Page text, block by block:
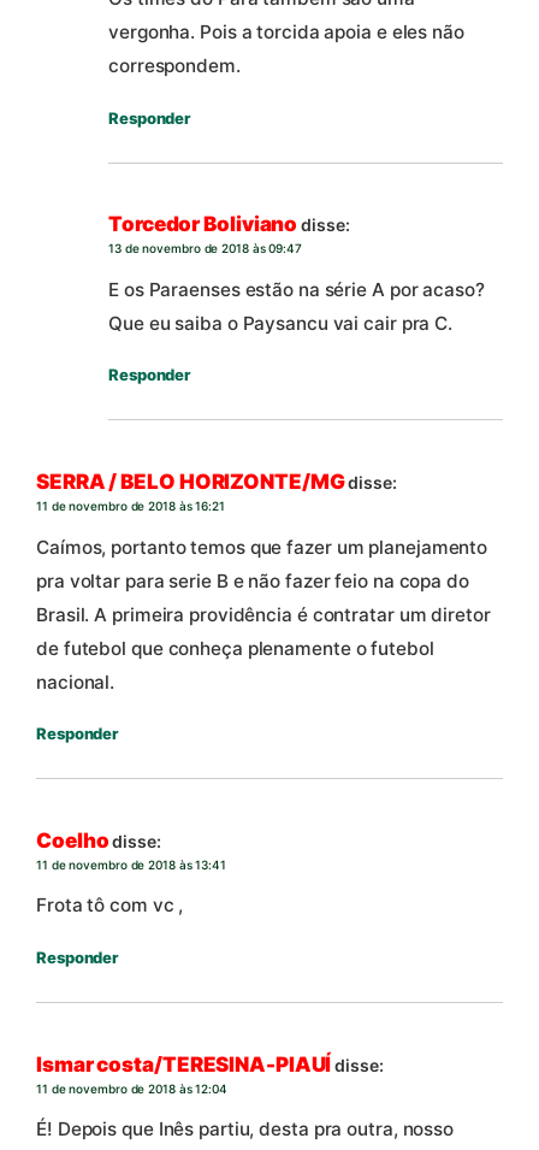
vergonha. Pois a torcida apoia e eles não
correspondem.
Responder
Torcedor Boliviano disse:
13 de novembro de 2018 às 09:47
E os Paraenses estão na série A por acaso?
Que eu saiba o Paysancu vai cair pra C.
Responder
SERRA / BELO HORIZONTE/MGdisse:
11 de novembro de 2018 às 16:21
Caímos, portanto temos que fazer um planejamento
pra voltar para serie B e não fazer feio na copa do
Brasil. A primeira providência é contratar um diretor
de futebol que conheça plenamente o futebol
nacional.
Responder
Coelhodisse:
11 de novembro de 2018 às 13:41
Frota tô com vc ,
Responder
Ismar costa/TERESINA-PIAUÍdisse:
11 de novembro de 2018 às 12:04
É! Depois que Inês partiu, desta pra outra, nosso